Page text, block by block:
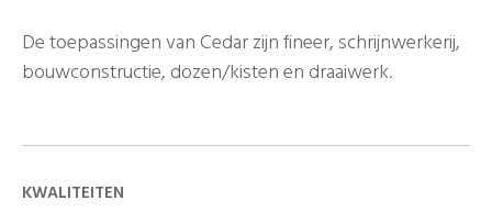
De toepassingen van Cedar zijn fineer, schrijnwerkerij,
bouwconstructie, dozen/kisten en draaiwerk.
KWALITEITEN